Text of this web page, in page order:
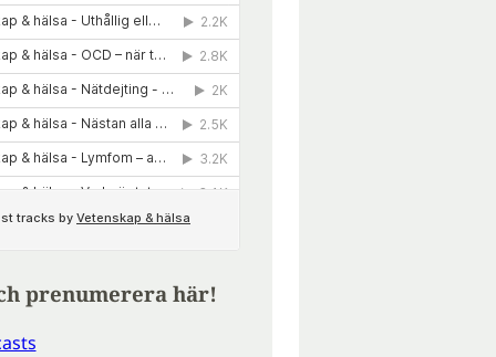
prenumerera här!